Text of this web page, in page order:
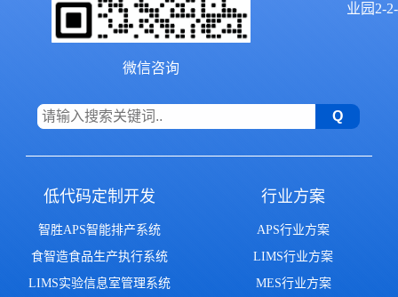
微信咨询
业园2-
低代码定制开发
智胜APS智能排产系统
食智造食品生产执行系统
LIMS实验信息室管理系统
行业方案
APS行业方案
LIMS行业方案
MES行业方案